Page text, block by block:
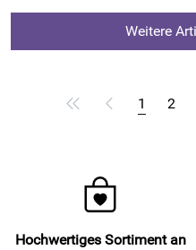
Weitere
1 2
Hochwertiges Sortiment an